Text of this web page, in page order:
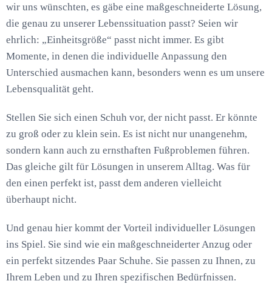
wir uns wünschten, es gäbe eine maßgeschneiderte Lösung,
die genau zu unserer Lebenssituation passt? Seien wir
ehrlich: „Einheitsgröße“ passt nicht immer. Es gibt
Momente, in denen die individuelle Anpassung den
Unterschied ausmachen kann, besonders wenn es um unsere
Lebensqualität geht.
Stellen Sie sich einen Schuh vor, der nicht passt. Er könnte
zu groß oder zu klein sein. Es ist nicht nur unangenehm,
sondern kann auch zu ernsthaften Fußproblemen führen.
Das gleiche gilt für Lösungen in unserem Alltag. Was für
den einen perfekt ist, passt dem anderen vielleicht
überhaupt nicht.
Und genau hier kommt der Vorteil individueller Lösungen
ins Spiel. Sie sind wie ein maßgeschneiderter Anzug oder
ein perfekt sitzendes Paar Schuhe. Sie passen zu Ihnen, zu
Ihrem Leben und zu Ihren spezifischen Bedürfnissen.